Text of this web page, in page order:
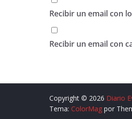
Recibir un email con
Recibir un email con
Copyright © 2026 Diario
Tema: ColorMag por